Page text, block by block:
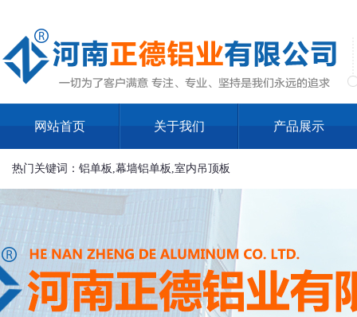
网站首页 关于我们 产品展示
热门关键词：铝单板,幕墙铝单板,室内吊顶板